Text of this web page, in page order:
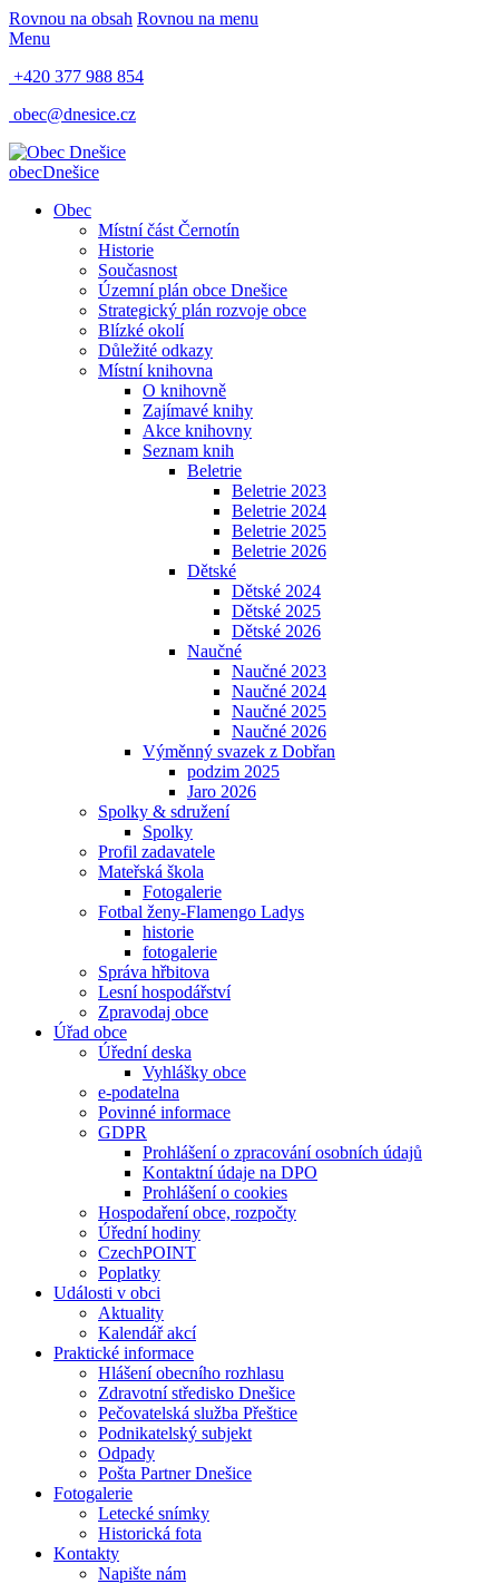
Rovnou na obsah Rovnou na menu
Menu
+420 377 988 854
obec@dnesice.cz
obecDnešice
Obec
Místní část Černotín
Historie
Současnost
Územní plán obce Dnešice
Strategický plán rozvoje obce
Blízké okolí
Důležité odkazy
Místní knihovna
O knihovně
Zajímavé knihy
Akce knihovny
Seznam knih
Beletrie
Beletrie 2023
Beletrie 2024
Beletrie 2025
Beletrie 2026
Dětské
Dětské 2024
Dětské 2025
Dětské 2026
Naučné
Naučné 2023
Naučné 2024
Naučné 2025
Naučné 2026
Výměnný svazek z Dobřan
podzim 2025
Jaro 2026
Spolky & sdružení
Spolky
Profil zadavatele
Mateřská škola
Fotogalerie
Fotbal ženy-Flamengo Ladys
historie
fotogalerie
Správa hřbitova
Lesní hospodářství
Zpravodaj obce
Úřad obce
Úřední deska
Vyhlášky obce
e-podatelna
Povinné informace
GDPR
Prohlášení o zpracování osobních údajů
Kontaktní údaje na DPO
Prohlášení o cookies
Hospodaření obce, rozpočty
Úřední hodiny
CzechPOINT
Poplatky
Události v obci
Aktuality
Kalendář akcí
Praktické informace
Hlášení obecního rozhlasu
Zdravotní středisko Dnešice
Pečovatelská služba Přeštice
Podnikatelský subjekt
Odpady
Pošta Partner Dnešice
Fotogalerie
Letecké snímky
Historická fota
Kontakty
Napište nám